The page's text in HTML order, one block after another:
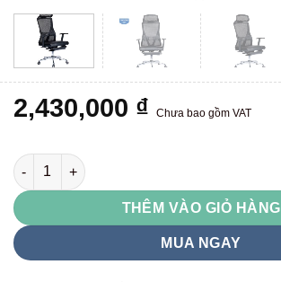
2,430,000 ₫ Chưa bao gồm VAT
GL334 số lượng
THÊM VÀO GIỎ HÀNG
MUA NGAY